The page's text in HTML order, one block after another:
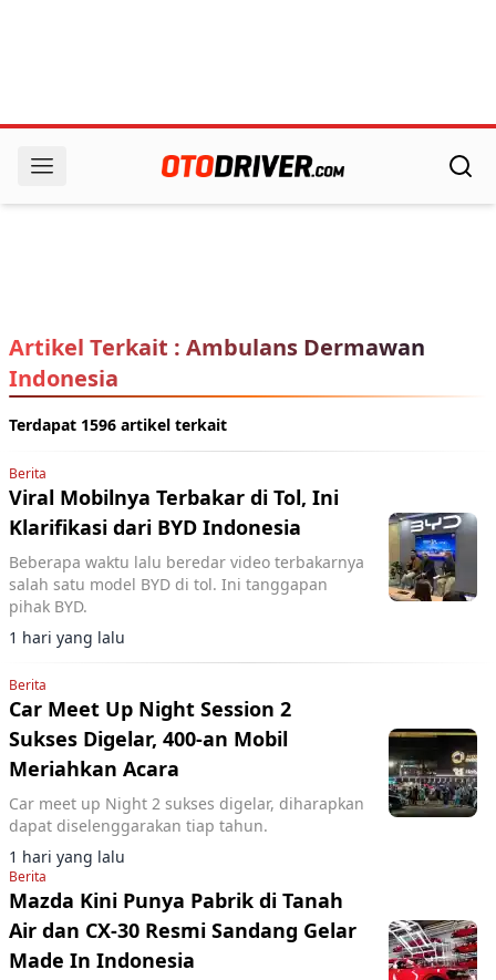
Artikel Terkait : Ambulans Dermawan
Indonesia
Terdapat 1596 artikel terkait
Berita
Viral Mobilnya Terbakar di Tol, Ini
Klarifikasi dari BYD Indonesia
Beberapa waktu lalu beredar video terbakarnya
salah satu model BYD di tol. Ini tanggapan
pihak BYD.
1 hari yang lalu
Berita
Car Meet Up Night Session 2
Sukses Digelar, 400-an Mobil
Meriahkan Acara
Car meet up Night 2 sukses digelar, diharapkan
dapat diselenggarakan tiap tahun.
1 hari yang lalu
Berita
Mazda Kini Punya Pabrik di Tanah
Air dan CX-30 Resmi Sandang Gelar
Made In Indonesia